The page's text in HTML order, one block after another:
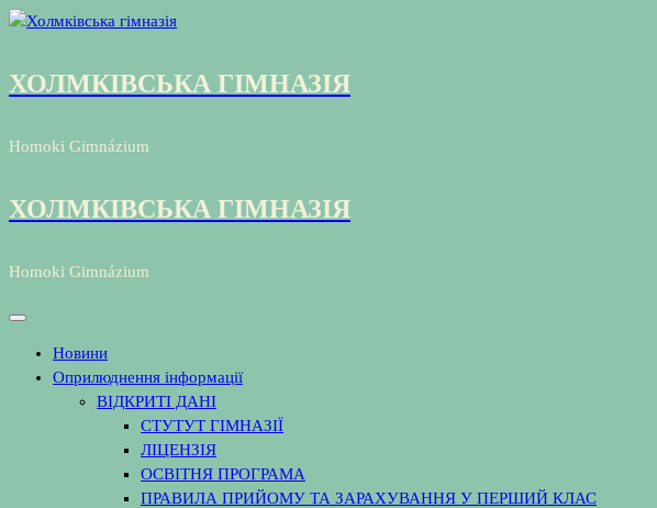
Перейти
ХОЛМКІВСЬКА ГІМНАЗІЯ
Homoki Gimnázium
ХОЛМКІВСЬКА ГІМНАЗІЯ
Homoki Gimnázium
Новини
Оприлюднення інформації
ВІДКРИТІ ДАНІ
СТУТУТ ГІМНАЗІЇ
ЛІЦЕНЗІЯ
ОСВІТНЯ ПРОГРАМА
ПРАВИЛА ПРИЙОМУ ТА ЗАРАХУВАННЯ У ПЕРШИЙ КЛАС